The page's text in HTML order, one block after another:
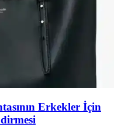
Erkekler İçin